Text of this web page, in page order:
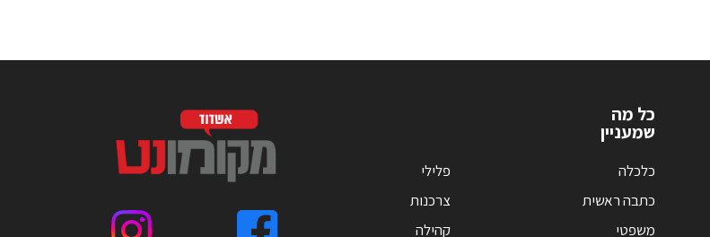
כל מה
שמעניין
כלכלה
כתבה ראשית
משפטי
פלילי
צרכנות
קהילה